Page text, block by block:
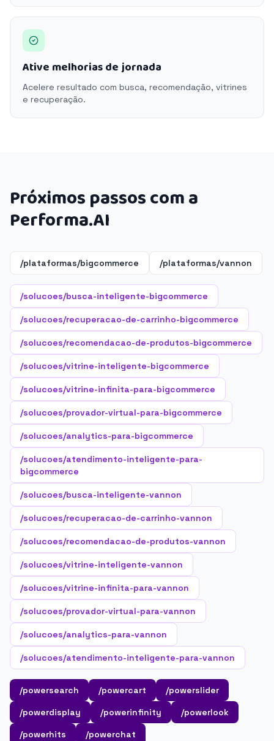
Ative melhorias de jornada
Acelere resultado com busca, recomendação, vitrines
e recuperação.
Próximos passos com a
Performa.AI
/plataformas/bigcommerce /plataformas/vannon
/solucoes/busca-inteligente-bigcommerce
/solucoes/recuperacao-de-carrinho-bigcommerce
/solucoes/recomendacao-de-produtos-bigcommerce
/solucoes/vitrine-inteligente-bigcommerce
/solucoes/vitrine-infinita-para-bigcommerce
/solucoes/provador-virtual-para-bigcommerce
/solucoes/analytics-para-bigcommerce
/solucoes/atendimento-inteligente-para-
bigcommerce
/solucoes/busca-inteligente-vannon
/solucoes/recuperacao-de-carrinho-vannon
/solucoes/recomendacao-de-produtos-vannon
/solucoes/vitrine-inteligente-vannon
/solucoes/vitrine-infinita-para-vannon
/solucoes/provador-virtual-para-vannon
/solucoes/analytics-para-vannon
/solucoes/atendimento-inteligente-para-vannon
/powersearch /powercart
/powerslider
/powerdisplay
/powerinfinity
/powerlook
/powerhits
/powerchat